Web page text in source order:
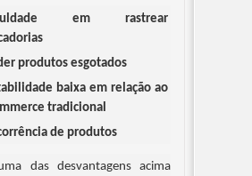
em rastrear
produtos esgotados
baixa em relação ao
tradicional
de produtos
das desvantagens acima